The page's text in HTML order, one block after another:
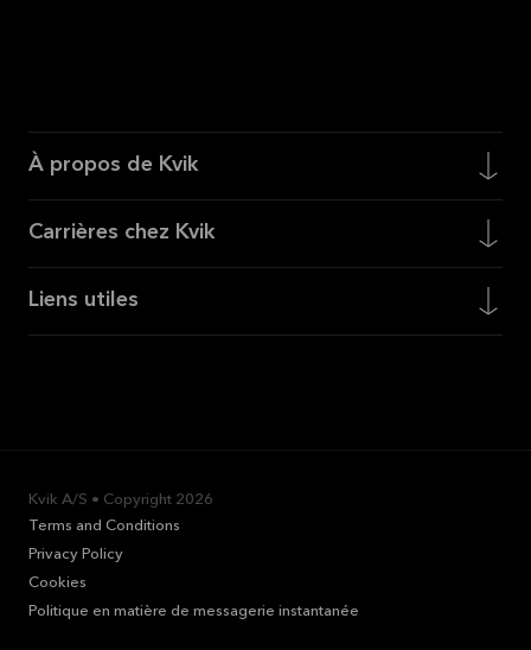
À propos de Kvik
Carrières chez Kvik
Liens utiles
Kvik A/S • Copyright 2026
Terms and Conditions
Privacy Policy
Cookies
Politique en matière de messagerie instantanée